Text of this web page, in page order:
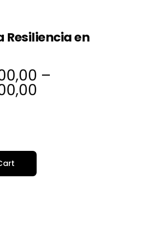
Resiliencia en
–
$ 533.000,00